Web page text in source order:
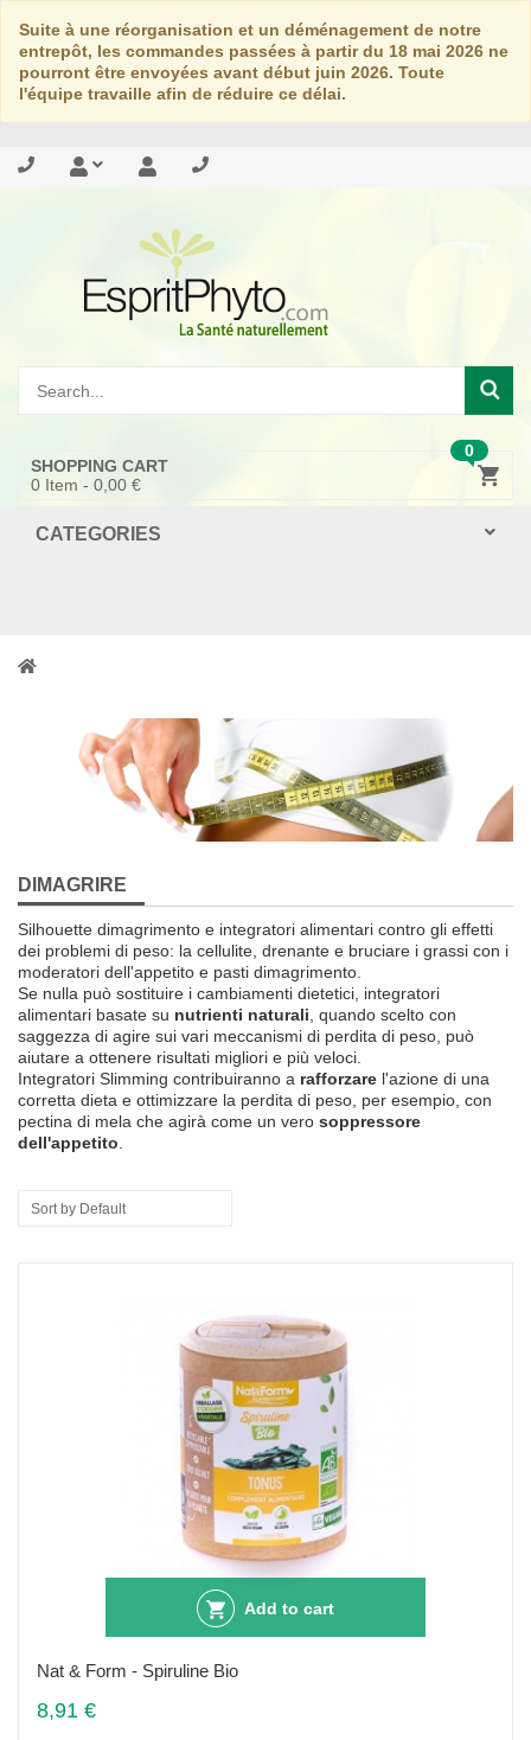
Suite à une réorganisation et un déménagement de notre
entrepôt, les commandes passées à partir du 18 mai 2026 ne
pourront être envoyées avant début juin 2026. Toute
l'équipe travaille afin de réduire ce délai.
0
SHOPPING CART
0 Item - 0,00 €
CATEGORIES
DIMAGRIRE
Silhouette dimagrimento e integratori alimentari contro gli effetti
dei problemi di peso: la cellulite , drenante e bruciare i grassi con i
moderatori dell'appetito e pasti dimagrimento
Se nulla può sostituire i cambiamenti dietetici integratori
alimentari basate su nutrienti naturali quando scelto con
saggezza di agire sui vari meccanismi di perdita di peso può
aiutare a ottenere risultati migliori e più veloci
Integratori Slimming contribuiranno a rafforzare l'azione di una
corretta dieta e ottimizzare la perdita di peso per esempio con
pectina di mela che agirà come un vero soppressore
dell'appetito
Sort by Default
Add to cart
Nat & Form - Spiruline Bio
8,91 €